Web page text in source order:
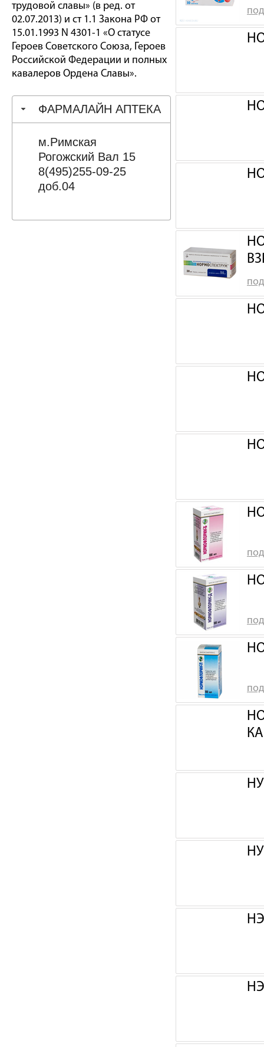
трудовой славы» (в ред. от
02.07.2013) и ст 1.1 Закона РФ от
15.01.1993 N 4301-1 «О статусе
Героев Советского Союза, Героев
Российской Федерации и полных
кавалеров Ордена Славы».
ФАРМАЛАЙН АПТЕКА
м.Римская
Рогожский Вал 15
8(495)255-09-25
доб.04